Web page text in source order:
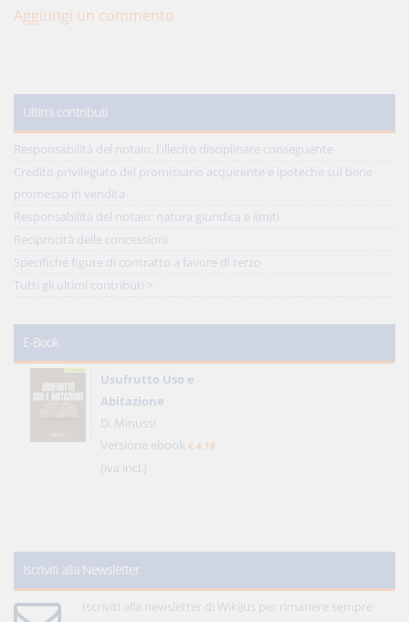
Aggiungi un commento
Ultimi contributi
Responsabilità del notaio: l'illecito disciplinare conseguente
Credito privilegiato del promissario acquirente e ipoteche sul bene
promesso in vendita
Responsabilità del notaio: natura giuridica e limiti
Reciprocità delle concessioni
Specifiche figure di contratto a favore di terzo
Tutti gli ultimi contributi >
E-Book
Usufrutto Uso e
Abitazione
D. Minussi
Versione ebook € 4,19
(iva incl.)
Iscriviti alla Newsletter
Iscriviti alla newsletter di WikiJus per rimanere sempre